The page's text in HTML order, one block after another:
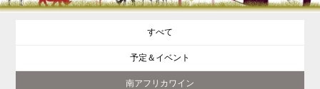
すべて
予定＆イベント
南アフリカワイン